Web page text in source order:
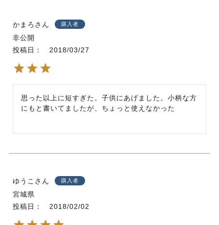
かまろ 購入者
非公開
投稿日
2018/03/27
思った以上に短すぎた。子供にあげました。小柄な方
にもと書いてましたが、ちょっと使えなかった
ゆうこ 購入者
宮城県
投稿日
2018/02/02